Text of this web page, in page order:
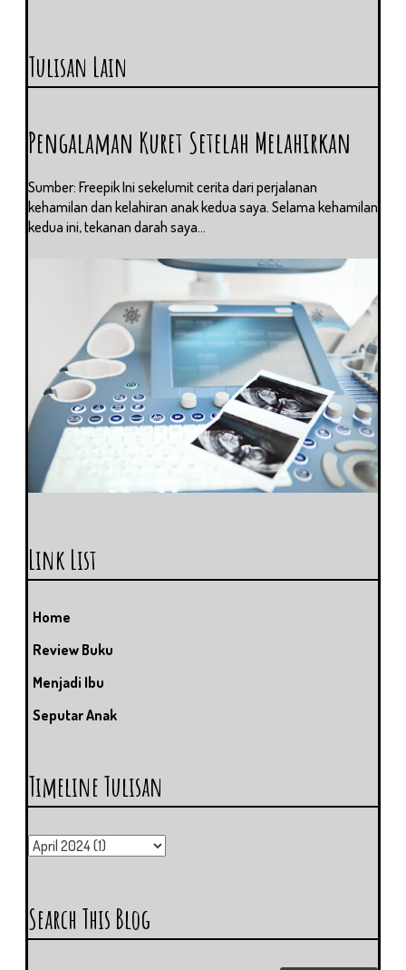
Tulisan Lain
Pengalaman Kuret Setelah Melahirkan
Sumber: Freepik Ini sekelumit cerita dari perjalanan
kehamilan dan kelahiran anak kedua saya. Selama kehamilan
kedua ini, tekanan darah saya...
Link List
Home
Review Buku
Menjadi Ibu
Seputar Anak
Timeline Tulisan
Search This Blog